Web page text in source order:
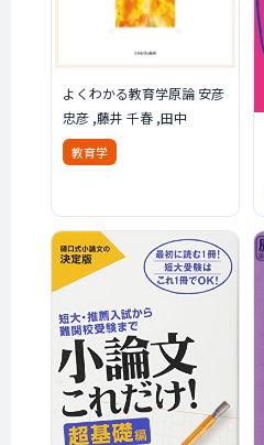
よくわかる教育学原論 安彦
忠彦 ,藤井 千春 ,田中
教育学